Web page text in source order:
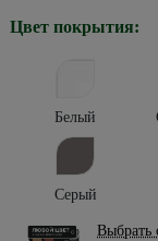
Цвет покрытия:
Белый
Серый
Выбрать